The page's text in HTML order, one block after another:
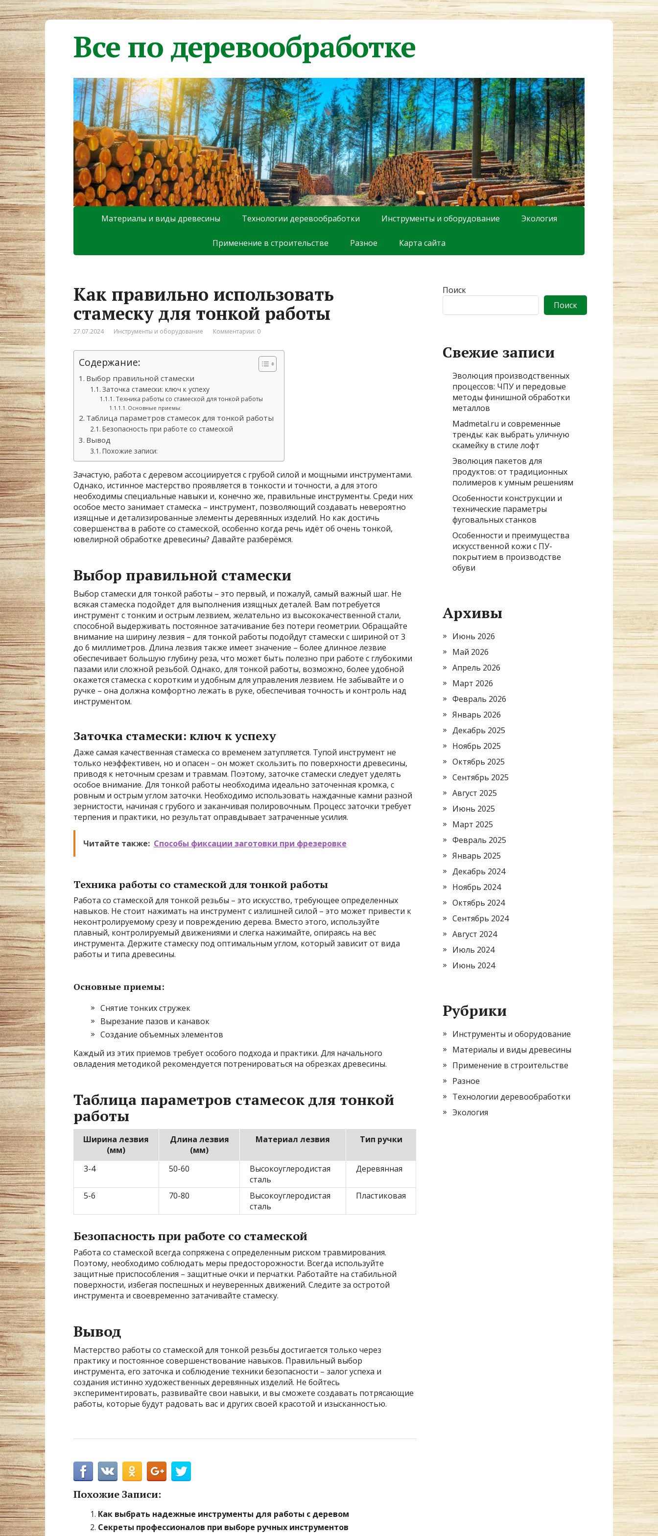
Все по деревообработке
Материалы и виды древесины Технологии деревообработки Инструменты и оборудование Экология
Применение в строительстве Разное Карта сайта
Как правильно использовать
стамеску для тонкой работы
27.07.2024 Инструменты и оборудование Комментарии: 0
Содержание:
Выбор правильной стамески
Заточка стамески: ключ к успеху
Техника работы со стамеской для тонкой работы
Основные приемы:
Таблица параметров стамесок для тонкой работы
Безопасность при работе со стамеской
Вывод
Похожие записи:
Зачастую, работа с деревом ассоциируется с грубой силой и мощными инструментами.
Однако, истинное мастерство проявляется в тонкости и точности, а для этого
необходимы специальные навыки и, конечно же, правильные инструменты. Среди них
особое место занимает стамеска – инструмент, позволяющий создавать невероятно
изящные и детализированные элементы деревянных изделий. Но как достичь
совершенства в работе со стамеской, особенно когда речь идёт об очень тонкой,
ювелирной обработке древесины? Давайте разберёмся.
Выбор правильной стамески
Выбор стамески для тонкой работы – это первый, и пожалуй, самый важный шаг. Не
всякая стамеска подойдет для выполнения изящных деталей. Вам потребуется
инструмент с тонким и острым лезвием, желательно из высококачественной стали,
способной выдерживать постоянное затачивание без потери геометрии. Обращайте
внимание на ширину лезвия – для тонкой работы подойдут стамески с шириной от 3
до 6 миллиметров. Длина лезвия также имеет значение – более длинное лезвие
обеспечивает большую глубину реза, что может быть полезно при работе с глубокими
пазами или сложной резьбой. Однако, для тонкой работы, возможно, более удобной
окажется стамеска с коротким и удобным для управления лезвием. Не забывайте и о
ручке – она должна комфортно лежать в руке, обеспечивая точность и контроль над
инструментом.
Заточка стамески: ключ к успеху
Даже самая качественная стамеска со временем затупляется. Тупой инструмент не
только неэффективен, но и опасен – он может скользить по поверхности древесины,
приводя к неточным срезам и травмам. Поэтому, заточке стамески следует уделять
особое внимание. Для тонкой работы необходима идеально заточенная кромка, с
ровным и острым углом заточки. Необходимо использовать наждачные камни разной
зернистости, начиная с грубого и заканчивая полировочным. Процесс заточки требует
терпения и практики, но результат оправдывает затраченные усилия.
Читайте также: Способы фиксации заготовки при фрезеровке
Техника работы со стамеской для тонкой работы
Работа со стамеской для тонкой резьбы – это искусство, требующее определенных
навыков. Не стоит нажимать на инструмент с излишней силой – это может привести к
неконтролируемому срезу и повреждению дерева. Вместо этого, используйте
плавный, контролируемый движениями и слегка нажимайте, опираясь на вес
инструмента. Держите стамеску под оптимальным углом, который зависит от вида
работы и типа древесины.
Основные приемы:
Снятие тонких стружек
Вырезание пазов и канавок
Создание объемных элементов
Каждый из этих приемов требует особого подхода и практики. Для начального
овладения методикой рекомендуется потренироваться на обрезках древесины.
Таблица параметров стамесок для тонкой
работы
Ширина лезвия
(мм)
Длина лезвия
(мм)
Материал лезвия Тип ручки
3-4 50-60
Высокоуглеродистая
сталь
Деревянная
5-6 70-80
Высокоуглеродистая
сталь
Пластиковая
Безопасность при работе со стамеской
Работа со стамеской всегда сопряжена с определенным риском травмирования.
Поэтому, необходимо соблюдать меры предосторожности. Всегда используйте
защитные приспособления – защитные очки и перчатки. Работайте на стабильной
поверхности, избегая поспешных и неуверенных движений. Следите за остротой
инструмента и своевременно затачивайте стамеску.
Вывод
Мастерство работы со стамеской для тонкой резьбы достигается только через
практику и постоянное совершенствование навыков. Правильный выбор
инструмента, его заточка и соблюдение техники безопасности – залог успеха и
создания истинно художественных деревянных изделий. Не бойтесь
экспериментировать, развивайте свои навыки, и вы сможете создавать потрясающие
работы, которые будут радовать вас и других своей красотой и изысканностью.
Похожие Записи:
Как выбрать надежные инструменты для работы с деревом
Секреты профессионалов при выборе ручных инструментов
Поиск
Поиск
Свежие записи
Эволюция производственных
процессов: ЧПУ и передовые
методы финишной обработки
металлов
Madmetal.ru и современные
тренды: как выбрать уличную
скамейку в стиле лофт
Эволюция пакетов для
продуктов: от традиционных
полимеров к умным решениям
Особенности конструкции и
технические параметры
фуговальных станков
Особенности и преимущества
искусственной кожи с ПУ-
покрытием в производстве
обуви
Архивы
Июнь 2026
Май 2026
Апрель 2026
Март 2026
Февраль 2026
Январь 2026
Декабрь 2025
Ноябрь 2025
Октябрь 2025
Сентябрь 2025
Август 2025
Июнь 2025
Март 2025
Февраль 2025
Январь 2025
Декабрь 2024
Ноябрь 2024
Октябрь 2024
Сентябрь 2024
Август 2024
Июль 2024
Июнь 2024
Рубрики
Инструменты и оборудование
Материалы и виды древесины
Применение в строительстве
Разное
Технологии деревообработки
Экология